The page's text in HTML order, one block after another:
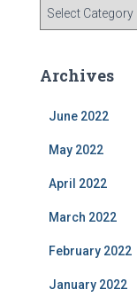
gArchives
June 2022
May 2022
April 2022
March 2022
February 2022
January 2022